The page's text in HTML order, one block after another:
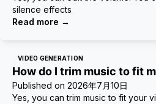
silence effects
Read more →
VIDEO GENERATION
How do I trim music to fit
Published on 2026年7月10日
Yes, you can trim music to fit your